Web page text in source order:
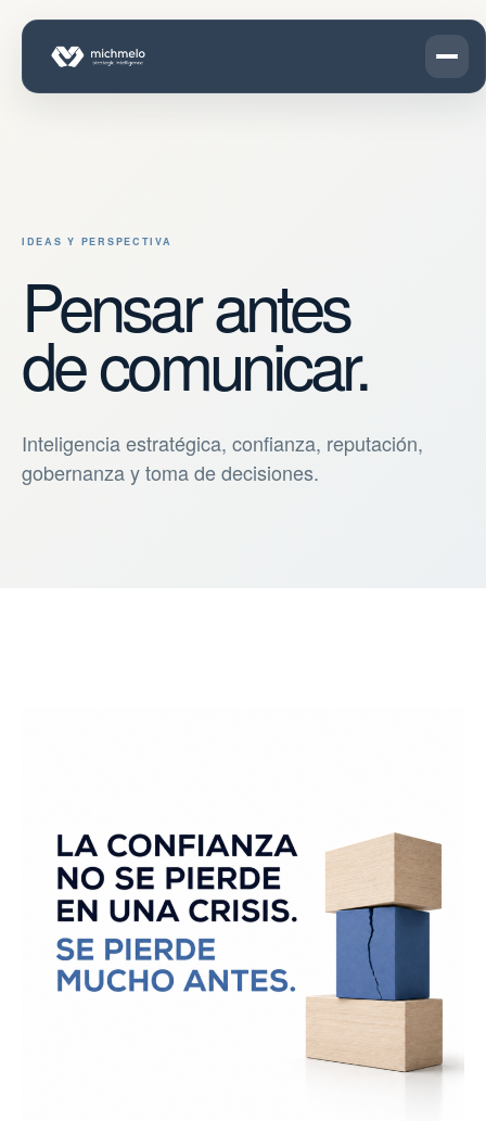
IDEAS Y PERSPECTIVA
Pensar antes
de comunicar.
Inteligencia estratégica, confianza, reputación,
gobernanza y toma de decisiones.